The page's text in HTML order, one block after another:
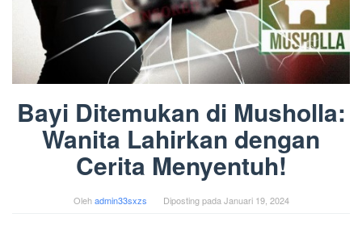
Bayi Ditemukan di Musholla:
Wanita Lahirkan dengan
Cerita Menyentuh!
Olehadmin33sxzs Diposting padaJanuari 19, 2024